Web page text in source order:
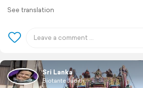
See translation
Sri Lanka
BiotanteJudith